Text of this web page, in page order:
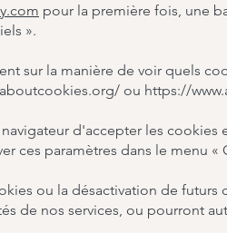
pour la première fois, une
».
sur la manière de voir quels
ou https://
d'accepter les cookies
ces paramètres dans le menu
ou la désactivation de
de nos services, ou pourront